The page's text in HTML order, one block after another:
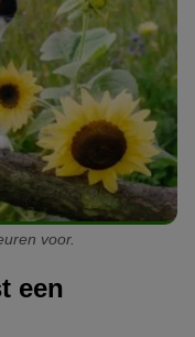
voor.
een